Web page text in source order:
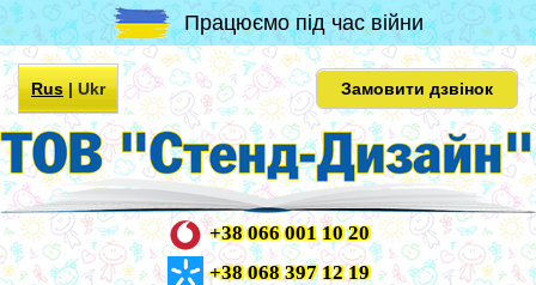
Працюємо під час війни
Rus|Ukr Замовити дзвінок
+38 066 001 10 20
+38 068 397 12 19